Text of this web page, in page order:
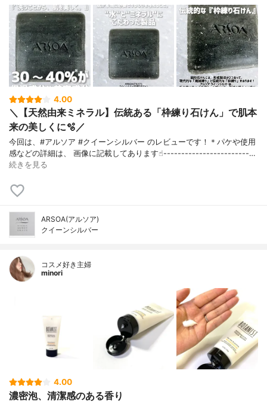
4.00
＼【天然由来ミネラル】伝統ある「枠練り石けん」で肌本
来の美しくに🫧／
今回は、#アルソア #クイーンシルバー のレビューです！＊パケや使用
感などの詳細は、 画像に記載してあります☝︎------------------------…
続きを見る
ARSOA(アルソア)
クイーンシルバー
コスメ好き主婦
minori
4.00
濃密泡、清潔感のある香り